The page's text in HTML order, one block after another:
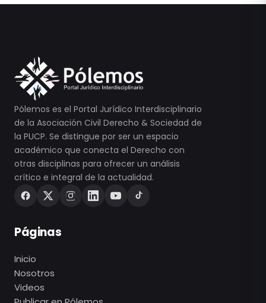
Pólemos es el Portal Jurídico Interdisciplinario
de la Asociación Civil Derecho & Sociedad de
la PUCP. Se distingue por ser un espacio
académico que conecta el Derecho con
otras disciplinas para ofrecer un análisis
crítico e integral de la actualidad.
Páginas
Inicio
Nosotros
Videos